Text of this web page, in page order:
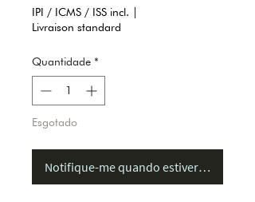
IPI / ICMS / ISS incl.
Livraison standard
Quantidade *
Esgotado
Notifique-me quando estiver disponível